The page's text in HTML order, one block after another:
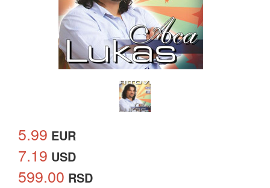
5.99 EUR
7.19 USD
599.00 RSD